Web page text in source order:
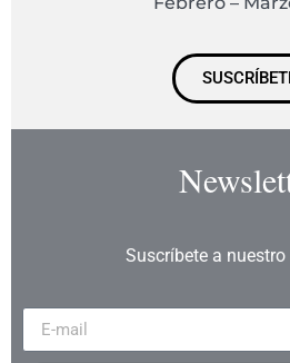
Suscríbete a